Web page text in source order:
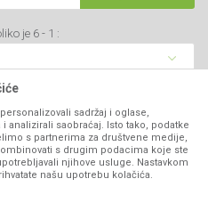
je 6 - 1 :
Prijavite se
sadržaj i oglase,
saobraćaj. Isto tako, podatke
s partnerima za društvene medije,
s drugim podacima koje ste
njihove usluge. Nastavkom
našu upotrebu kolačića.